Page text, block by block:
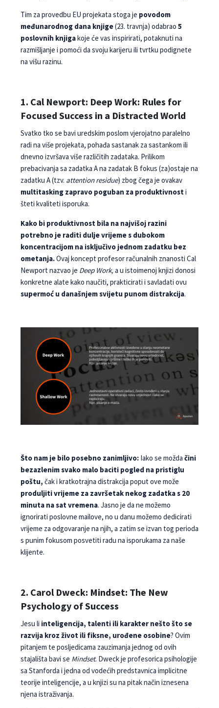
Tim za provedbu EU projekata stoga je povodom
međunarodnog dana knjige(23. travnja) odabrao 5
poslovnih knjigakoje će vas inspirirati, potaknuti na
razmišljanje i pomoći da svoju karijeru ili tvrtku podignete
na višu razinu.
1. Cal Newport: Deep Work: Rules for
Focused Success in a Distracted World
Svatko tko se bavi uredskim poslom vjerojatno paralelno
radi na više projekata, pohađa sastanak za sastankom ili
dnevno izvršava više različitih zadataka. Prilikom
prebacivanja sa zadatka A na zadatak B fokus (za)ostaje na
zadatku A (tzv. attention residue) zbog čega je ovakav
multitasking zapravo poguban za produktivnosti
šteti kvaliteti isporuka.
Kako bi produktivnost bila na najvišoj razini
potrebno je raditi dulje vrijeme s dubokom
koncentracijom na isključivo jednom zadatku bez
ometanja.Ovaj koncept profesor računalnih znanosti Cal
Newport nazvao je Deep Work, a u istoimenoj knjizi donosi
konkretne alate kako naučiti, prakticirati i savladati ovu
supermoć u današnjem svijetu punom distrakcija.
Što nam je bilo posebno zanimljivo: Iako se možda čini
bezazlenim svako malo baciti pogled na pristiglu
poštu, čak i kratkotrajna distrakcija poput ove može
produljiti vrijeme za završetak nekog zadatka s 20
minuta na sat vremena. Jasno je da ne možemo
ignorirati poslovne mailove, no u danu možemo dedicirati
vrijeme za odgovaranje na njih, a zatim se izvan tog perioda
s punim fokusom posvetiti radu na isporukama za naše
klijente.
2. Carol Dweck: Mindset: The New
Psychology of Success
Jesu li inteligencija, talenti ili karakter nešto što se
razvija kroz život ili fiksne, urođene osobine? Ovim
pitanjem te posljedicama zauzimanja jednog od ovih
stajališta bavi se Mindset. Dweck je profesorica psihologije
sa Stanforda i jedna od vodećih predstavnica implicitne
teorije inteligencije, a u knjizi su na pitak način iznesena
njena istraživanja.